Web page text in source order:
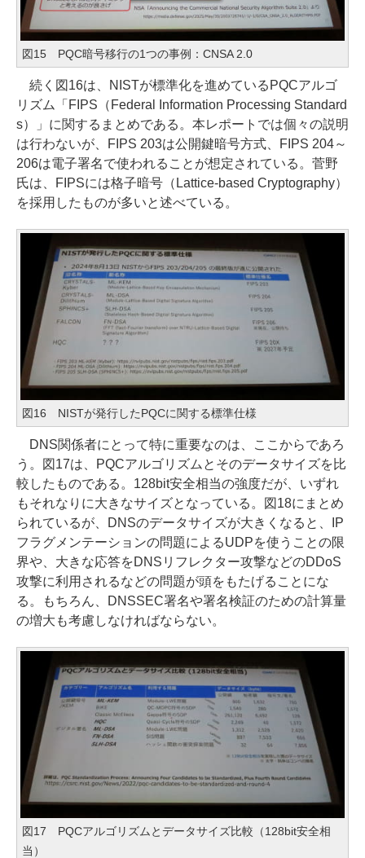
図15 PQC暗号移行の1つの事例：CNSA 2.0
続く図16は、NISTが標準化を進めているPQCアルゴ
リズム「FIPS（Federal Information Processing Standard
s）」に関するまとめである。本レポートでは個々の説明
は行わないが、FIPS 203は公開鍵暗号方式、FIPS 204～
206は電子署名で使われることが想定されている。菅野
氏は、FIPSには格子暗号（Lattice-based Cryptography）
を採用したものが多いと述べている。
図16 NISTが発行したPQCに関する標準仕様
DNS関係者にとって特に重要なのは、ここからであろ
う。図17は、PQCアルゴリズムとそのデータサイズを比
較したものである。128bit安全相当の強度だが、いずれ
もそれなりに大きなサイズとなっている。図18にまとめ
られているが、DNSのデータサイズが大きくなると、IP
フラグメンテーションの問題によるUDPを使うことの限
界や、大きな応答をDNSリフレクター攻撃などのDDoS
攻撃に利用されるなどの問題が頭をもたげることにな
る。もちろん、DNSSEC署名や署名検証のための計算量
の増大も考慮しなければならない。
図17 PQCアルゴリズムとデータサイズ比較（128bit安全相
当）